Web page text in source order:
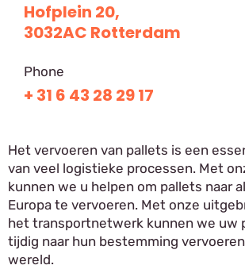
Het vervoeren van pallets is een
van veel logistieke processen. Met
kunnen we u helpen om pallets naar
Europa te vervoeren. Met onze
het transportnetwerk kunnen we uw
tijdig naar hun bestemming
wereld.
Hofplein 20,
3032AC Rotterdam
Phone
+ 31 6 43 28 29 17